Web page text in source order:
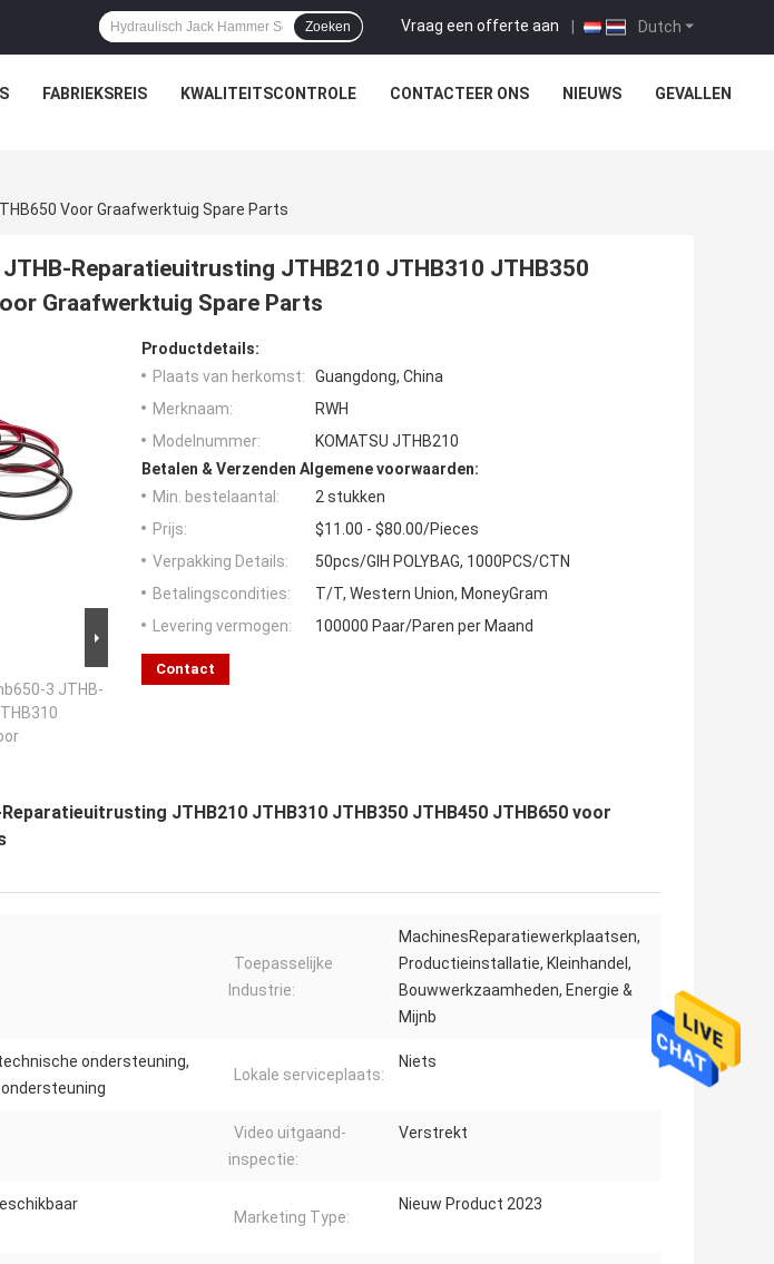
Dutch
Vraag een offerte aan |
Zoeken
FABRIEKSREIS KWALITEITSCONTROLE CONTACTEER ONS NIEUWS GEVALLEN
Voor Graafwerktuig Spare Parts
Reparatieuitrusting JTHB210 JTHB310 JTHB350
Graafwerktuig Spare Parts
3 JTHB-
Productdetails:
Plaats van herkomst:
Guangdong, China
Merknaam:
RWH
Modelnummer:
KOMATSU JTHB210
Betalen & Verzenden Algemene voorwaarden:
Min. bestelaantal:
2 stukken
Prijs:
$11.00 - $80.00/Pieces
Verpakking Details:
50pcs/GIH POLYBAG, 1000PCS/CTN
Betalingscondities:
T/T, Western Union, MoneyGram
Levering vermogen:
100000 Paar/Paren per Maand
Contact
JTHB210 JTHB310 JTHB350 JTHB450 JTHB650 voor
Toepasselijke
Industrie:
MachinesReparatiewerkplaatsen,
Productieinstallatie, Kleinhandel,
Bouwwerkzaamheden, Energie &
Mijnb
ondersteuning,
Lokale serviceplaats:
Niets
Video uitgaand-
inspectie:
Verstrekt
Marketing Type:
Nieuw Product 2023